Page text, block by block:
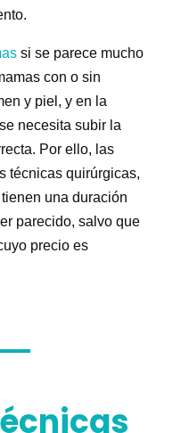
.
si se parece mucho
con o sin
y piel, y en la
necesita subir la
Por ello, las
técnicas quirúrgicas,
una duración
parecido, salvo que
precio es